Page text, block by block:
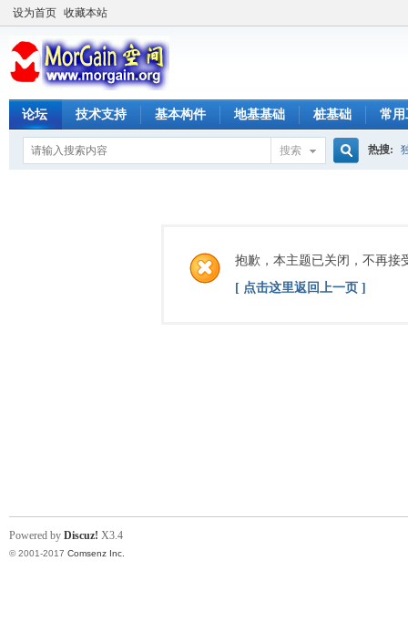
设为首页 收藏本站
论坛 技术支持 基本构件 地基基础 桩基础 常用
搜索
索
热搜:
抱歉，本主题已关闭，不再接
[ 点击这里返回上一页 ]
Powered by Discuz! X3.4
© 2001-2017 Comsenz Inc.